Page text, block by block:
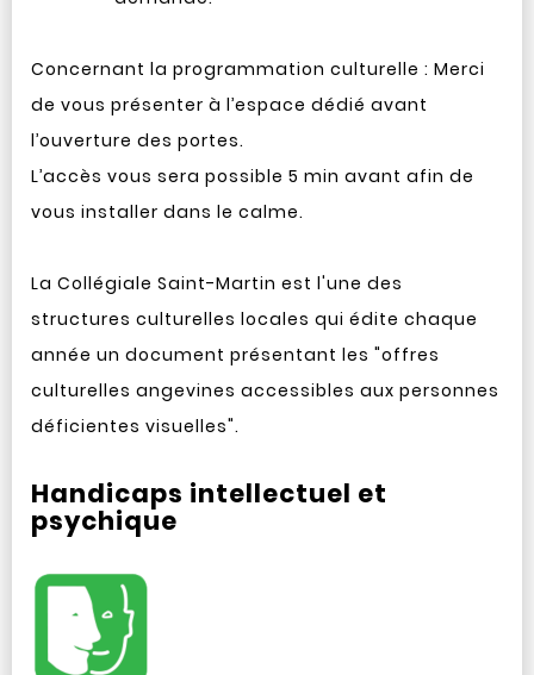
Concernant la programmation culturelle : Merci
de vous présenter à l’espace dédié avant
l’ouverture des portes.
L’accès vous sera possible 5 min avant afin de
vous installer dans le calme.
La Collégiale Saint-Martin est l'une des
structures culturelles locales qui édite chaque
année un document présentant les "offres
culturelles angevines accessibles aux personnes
déficientes visuelles".
Handicaps intellectuel et
psychique